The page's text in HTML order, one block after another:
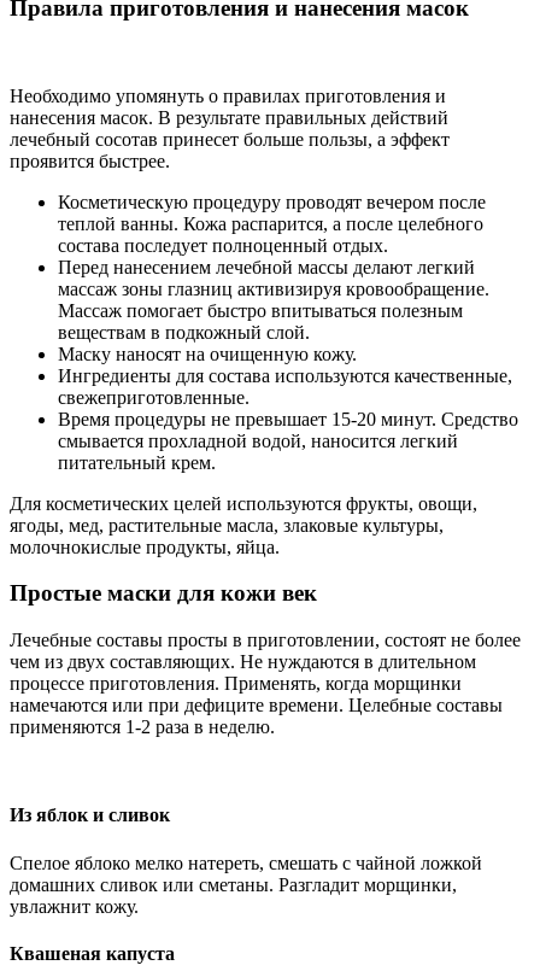
Правила приготовления и нанесения масок
Необходимо упомянуть о правилах приготовления и
нанесения масок. В результате правильных действий
лечебный сосотав принесет больше пользы, а эффект
проявится быстрее.
Косметическую процедуру проводят вечером после
теплой ванны. Кожа распарится, а после целебного
состава последует полноценный отдых.
Перед нанесением лечебной массы делают легкий
массаж зоны глазниц активизируя кровообращение.
Массаж помогает быстро впитываться полезным
веществам в подкожный слой.
Маску наносят на очищенную кожу.
Ингредиенты для состава используются качественные,
свежеприготовленные.
Время процедуры не превышает 15-20 минут. Средство
смывается прохладной водой, наносится легкий
питательный крем.
Для косметических целей используются фрукты, овощи,
ягоды, мед, растительные масла, злаковые культуры,
молочнокислые продукты, яйца.
Простые маски для кожи век
Лечебные составы просты в приготовлении, состоят не более
чем из двух составляющих. Не нуждаются в длительном
процессе приготовления. Применять, когда морщинки
намечаются или при дефиците времени. Целебные составы
применяются 1-2 раза в неделю.
Из яблок и сливок
Спелое яблоко мелко натереть, смешать с чайной ложкой
домашних сливок или сметаны. Разгладит морщинки,
увлажнит кожу.
Квашеная капуста